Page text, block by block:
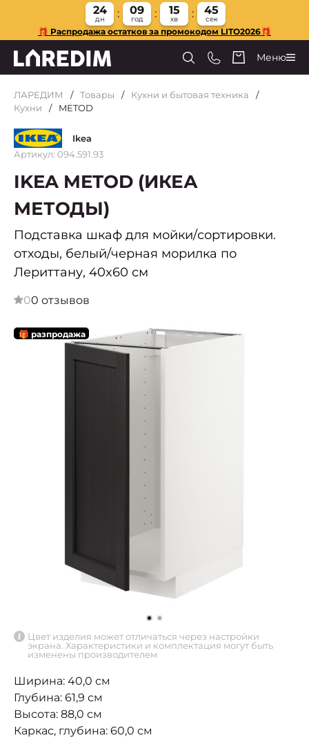
24
дн
09
год
15
хв
45
сек
🎁 Распродажа остатков за промокодом LITO2026🎁
Меню
ЛАРЕДИМ Товары
Кухни и бытовая техника
Кухни
METOD
Ikea
Артикул: 094.591.93
IKEA METOD (ИКЕА
МЕТОДЫ)
Подставка шкаф для мойки/сортировки.
отходы, белый/черная морилка по
Лериттану, 40x60 см
00 отзывов
🎁 разпродажа
Цвет изделия может отличаться через настройки
экрана. Характеристики и комплектация могут быть
изменены производителем
Ширина: 40,0 см
Глубина: 61,9 см
Высота: 88,0 см
Каркас, глубина: 60,0 см